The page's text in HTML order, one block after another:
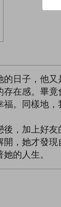
日子，他又
在感。畢竟
。同樣地
，加上好
，她才發現
的人生。